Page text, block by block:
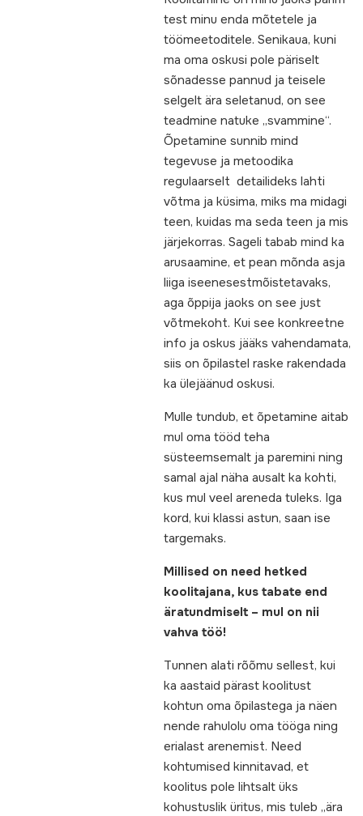
test minu enda mõtetele ja
töömeetoditele. Senikaua, kuni
ma oma oskusi pole päriselt
sõnadesse pannud ja teisele
selgelt ära seletanud, on see
teadmine natuke „svammine“.
Õpetamine sunnib mind
tegevuse ja metoodika
regulaarselt detailideks lahti
võtma ja küsima, miks ma midagi
teen, kuidas ma seda teen ja mis
järjekorras. Sageli tabab mind ka
arusaamine, et pean mõnda asja
liiga iseenesestmõistetavaks,
aga õppija jaoks on see just
võtmekoht. Kui see konkreetne
info ja oskus jääks vahendamata,
siis on õpilastel raske rakendada
ka ülejäänud oskusi.
Mulle tundub, et õpetamine aitab
mul oma tööd teha
süsteemsemalt ja paremini ning
samal ajal näha ausalt ka kohti,
kus mul veel areneda tuleks. Iga
kord, kui klassi astun, saan ise
targemaks.
Millised on need hetked
koolitajana, kus tabate end
äratundmiselt – mul on nii
vahva töö!
Tunnen alati rõõmu sellest, kui
ka aastaid pärast koolitust
kohtun oma õpilastega ja näen
nende rahulolu oma tööga ning
erialast arenemist. Need
kohtumised kinnitavad, et
koolitus pole lihtsalt üks
kohustuslik üritus, mis tuleb „ära